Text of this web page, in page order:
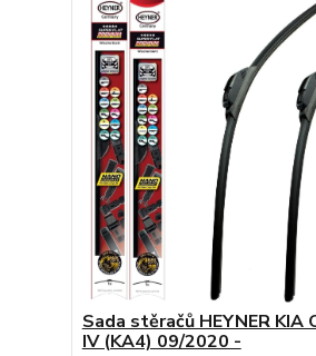
Sada stěračů HEYNER KIA
IV (KA4) 09/2020 -